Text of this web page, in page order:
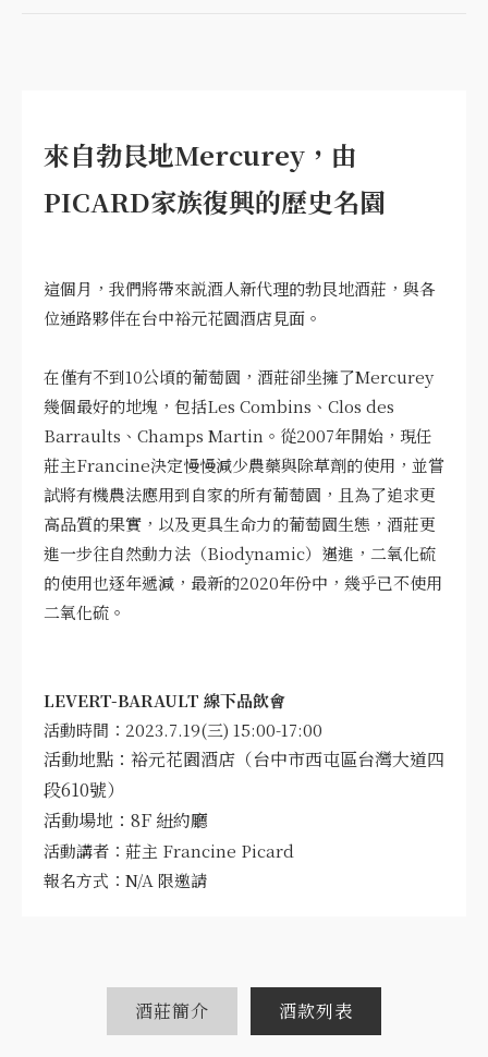
來自勃艮地Mercurey，由
PICARD家族復興的歷史名園
這個月，我們將帶來説酒人新代理的勃艮地酒莊，與各
位通路夥伴在台中裕元花園酒店見面。
在僅有不到10公頃的葡萄園，酒莊卻坐擁了Mercurey
幾個最好的地塊，包括Les Combins、Clos des
Barraults、Champs Martin。從2007年開始，現任
莊主Francine決定慢慢減少農藥與除草劑的使用，並嘗
試將有機農法應用到自家的所有葡萄園，且為了追求更
高品質的果實，以及更具生命力的葡萄園生態，酒莊更
進一步往自然動力法（Biodynamic）邁進，二氧化硫
的使用也逐年遞減，最新的2020年份中，幾乎已不使用
二氧化硫。
LEVERT-BARAULT 線下品飲會
活動時間：2023.7.19(三) 15:00-17:00
活動地點：裕元花園酒店（台中市西屯區台灣大道四
段610號）
活動場地：8F 紐約廳
活動講者：莊主 Francine Picard
報名方式：N/A 限邀請
酒莊簡介 酒款列表